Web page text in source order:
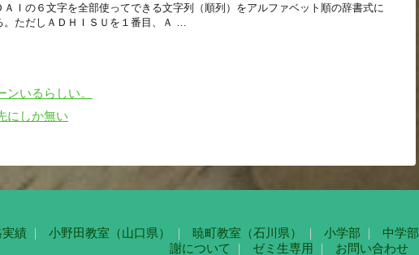
ＡＩの６文字を全部使ってできる文字列（順列）をアルファベット順の辞書式に
。ただしＡＤＨＩＳＵを１番目、Ａ …
いるらしい。
にしか無い
績 小野田教室（山口県） 暁町教室（石川県） 小学部 中学部
謝について
ゼミ生専用 お問い合わせ